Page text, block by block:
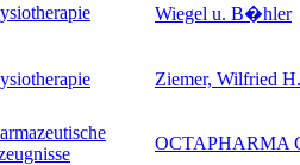
Wiegel u. B�hler
Ziemer, Wilfried H.
OCTAPHARMA